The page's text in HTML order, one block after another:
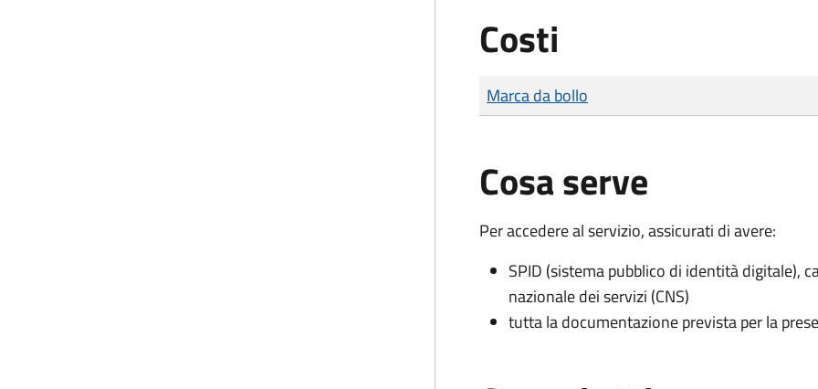
Costi
Tipo di pagamento
Importo
Marca da bollo
Cosa serve
Per accedere al servizio, assicurati di avere:
SPID (sistema pubblico di identità digitale),
nazionale dei servizi (CNS)
tutta la documentazione prevista per la